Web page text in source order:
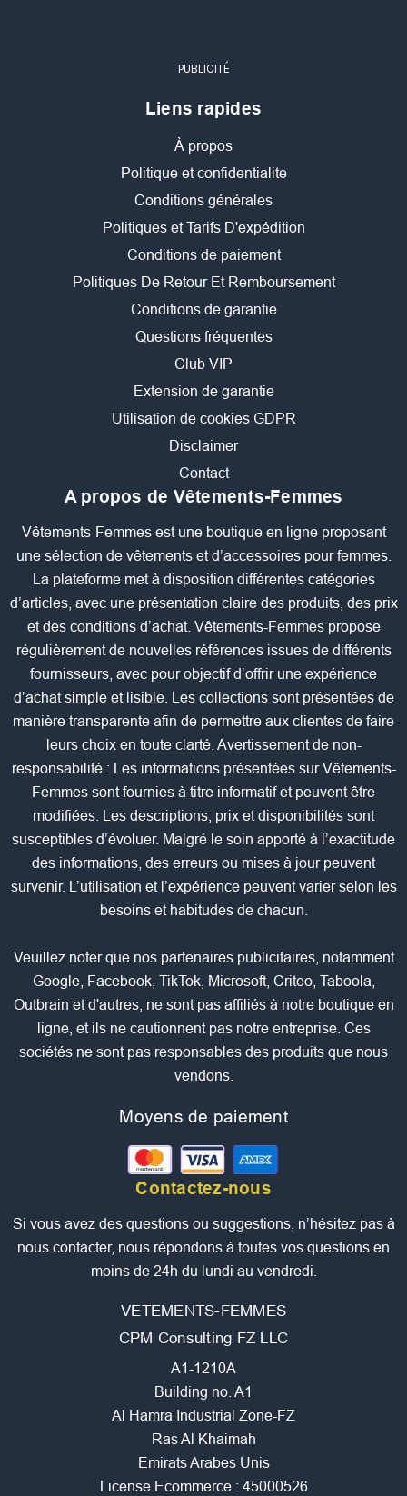
PUBLICITÉ
Liens rapides
À propos
Politique et confidentialite
Conditions générales
Politiques et Tarifs D'expédition
Conditions de paiement
Politiques De Retour Et Remboursement
Conditions de garantie
Questions fréquentes
Club VIP
Extension de garantie
Utilisation de cookies GDPR
Disclaimer
Contact
A propos de Vêtements-Femmes
Vêtements-Femmes est une boutique en ligne proposant
une sélection de vêtements et d’accessoires pour femmes.
La plateforme met à disposition différentes catégories
d’articles, avec une présentation claire des produits, des prix
et des conditions d’achat. Vêtements-Femmes propose
régulièrement de nouvelles références issues de différents
fournisseurs, avec pour objectif d’offrir une expérience
d’achat simple et lisible. Les collections sont présentées de
manière transparente afin de permettre aux clientes de faire
leurs choix en toute clarté. Avertissement de non-
responsabilité : Les informations présentées sur Vêtements-
Femmes sont fournies à titre informatif et peuvent être
modifiées. Les descriptions, prix et disponibilités sont
susceptibles d’évoluer. Malgré le soin apporté à l’exactitude
des informations, des erreurs ou mises à jour peuvent
survenir. L’utilisation et l’expérience peuvent varier selon les
besoins et habitudes de chacun.
Veuillez noter que nos partenaires publicitaires, notamment
Google, Facebook, TikTok, Microsoft, Criteo, Taboola,
Outbrain et d'autres, ne sont pas affiliés à notre boutique en
ligne, et ils ne cautionnent pas notre entreprise. Ces
sociétés ne sont pas responsables des produits que nous
vendons.
Moyens de paiement
Contactez-nous
Si vous avez des questions ou suggestions, n’hésitez pas à
nous contacter, nous répondons à toutes vos questions en
moins de 24h du lundi au vendredi.
VETEMENTS-FEMMES
CPM Consulting FZ LLC
A1-1210A
Building no. A1
Al Hamra Industrial Zone-FZ
Ras Al Khaimah
Emirats Arabes Unis
License Ecommerce : 45000526